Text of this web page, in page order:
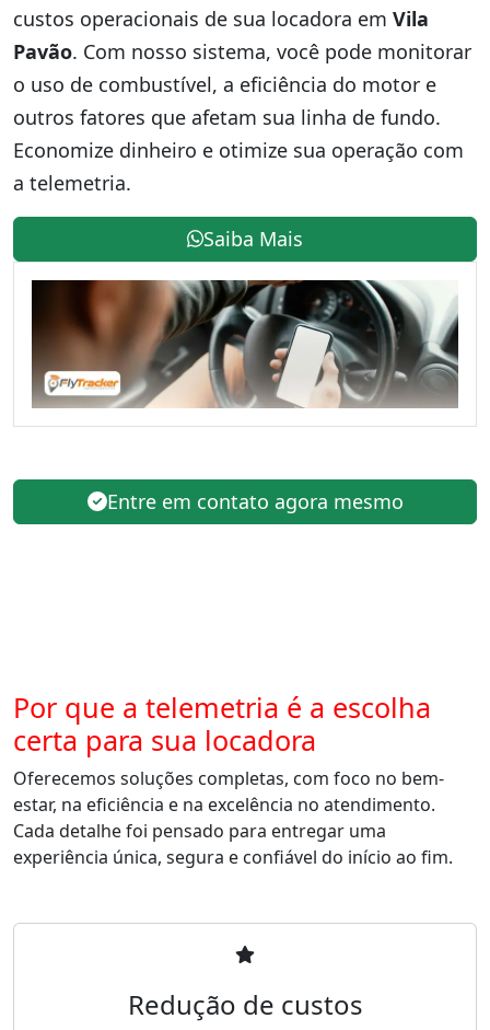
custos operacionais de sua locadora em Vila
Pavão. Com nosso sistema, você pode monitorar
o uso de combustível, a eficiência do motor e
outros fatores que afetam sua linha de fundo.
Economize dinheiro e otimize sua operação com
a telemetria.
Saiba Mais
Entre em contato agora mesmo
Por que a telemetria é a escolha
certa para sua locadora
Oferecemos soluções completas, com foco no bem-
estar, na eficiência e na excelência no atendimento.
Cada detalhe foi pensado para entregar uma
experiência única, segura e confiável do início ao fim.
Redução de custos